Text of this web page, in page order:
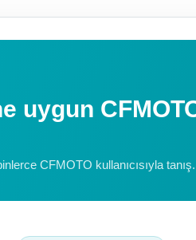
uygun
CFMOTO kullanıcısıyla tanış.